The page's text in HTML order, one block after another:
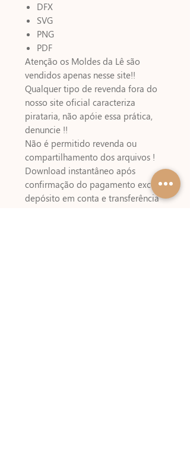
DFX
SVG
PNG
PDF
Atenção os Moldes da Lê são
vendidos apenas nesse site!!
Qualquer tipo de revenda fora do
nosso site oficial caracteriza
pirataria, não apóie essa prática,
denuncie !!
Não é permitido revenda ou
compartilhamento dos arquivos !
Download instantâneo após
confirmação do pagamento exceto
depósito em conta e transferência